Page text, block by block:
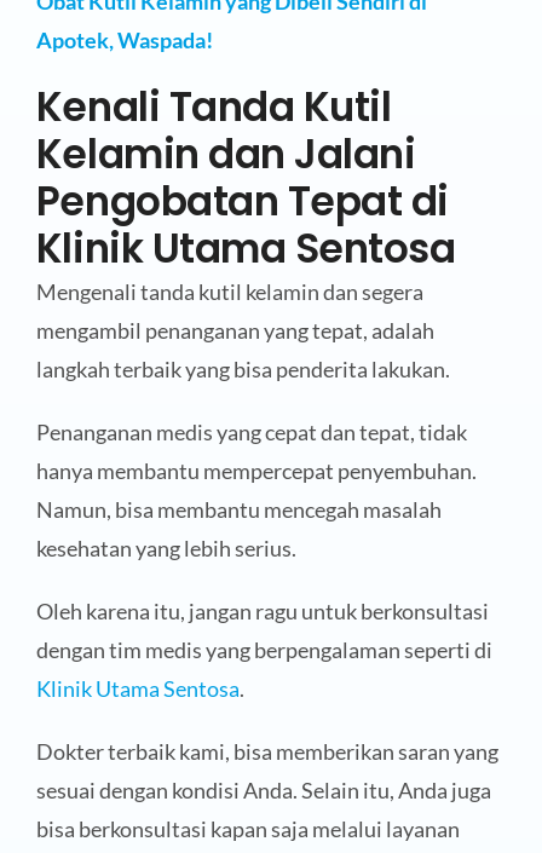
Apotek, Waspada!
Kenali Tanda Kutil
Kelamin dan Jalani
Pengobatan Tepat di
Klinik Utama Sentosa
Mengenali tanda kutil kelamin dan segera
mengambil penanganan yang tepat, adalah
langkah terbaik yang bisa penderita lakukan.
Penanganan medis yang cepat dan tepat, tidak
hanya membantu mempercepat penyembuhan.
Namun, bisa membantu mencegah masalah
kesehatan yang lebih serius.
Oleh karena itu, jangan ragu untuk berkonsultasi
dengan tim medis yang berpengalaman seperti di
Klinik Utama Sentosa.
Dokter terbaik kami, bisa memberikan saran yang
sesuai dengan kondisi Anda. Selain itu, Anda juga
bisa berkonsultasi kapan saja melalui layanan